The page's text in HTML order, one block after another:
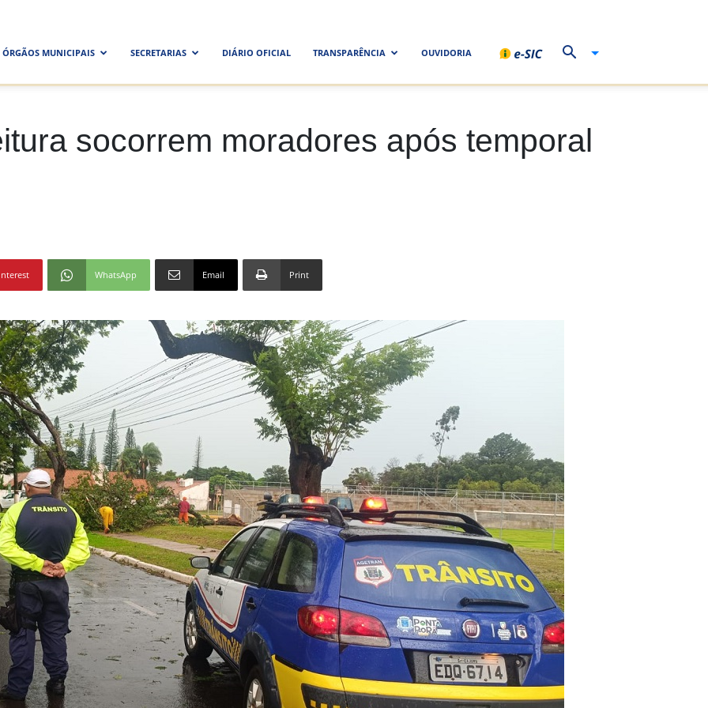
ÓRGÃOS MUNICIPAIS SECRETARIAS DIÁRIO OFICIAL TRANSPARÊNCIA OUVIDORIA
socorrem moradores após temporal
WhatsApp Email Print